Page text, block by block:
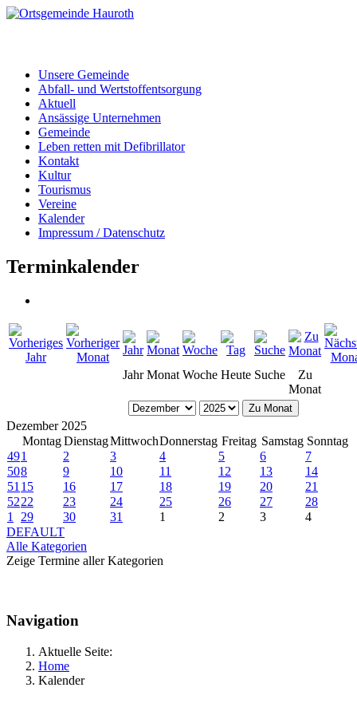
Unsere Gemeinde
Abfall- und Wertstoffentsorgung
Aktuell
Ansässige Unternehmen
Gemeinde
Leben retten mit Defibrillator
Kontakt
Kultur
Tourismus
Vereine
Kalender
Impressum / Datenschutz
Terminkalender
Jahr Monat Woche Heute Suche
Zu
Monat
Zu Monat
Dezember 2025
Montag DienstagMittwochDonnerstag Freitag Samstag Sonntag
491 2 3 4 5 6
7
508 9 10 11 12 13
14
51 15 16 17 18 19 20
21
5222 23 24 25 26 27
28
1
29 30 31 1 2 3
4
DEFAULT
Alle Kategorien
Zeige Termine aller Kategorien
Navigation
Aktuelle Seite:
Home
Kalender